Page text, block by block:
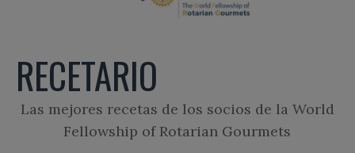
RECETARIO
Las mejores recetas de los socios de la World
Fellowship of Rotarian Gourmets